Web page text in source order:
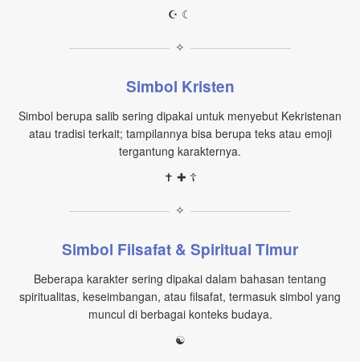
☪ ☾
✧
Simbol Kristen
Simbol berupa salib sering dipakai untuk menyebut Kekristenan
atau tradisi terkait; tampilannya bisa berupa teks atau emoji
tergantung karakternya.
✝ ✚ ☦
✧
Simbol Filsafat & Spiritual Timur
Beberapa karakter sering dipakai dalam bahasan tentang
spiritualitas, keseimbangan, atau filsafat, termasuk simbol yang
muncul di berbagai konteks budaya.
☯